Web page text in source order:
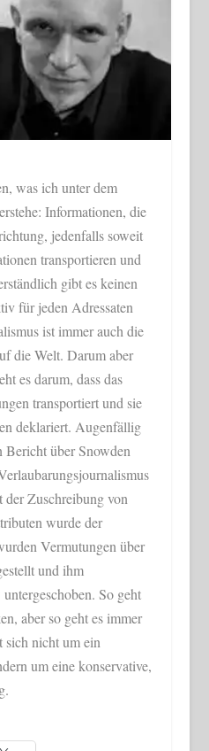
was ich unter dem
Informationen, die
jedenfalls soweit
transportieren und
gibt es keinen
für jeden Adressaten
ist immer auch die
die Welt. Darum aber
es darum, dass das
transportiert und sie
deklariert. Augenfällig
über Snowden
Zuschreibung von
wurde der
Vermutungen über
und ihm
So geht
aber so geht es immer
nicht um ein
um eine konservative,